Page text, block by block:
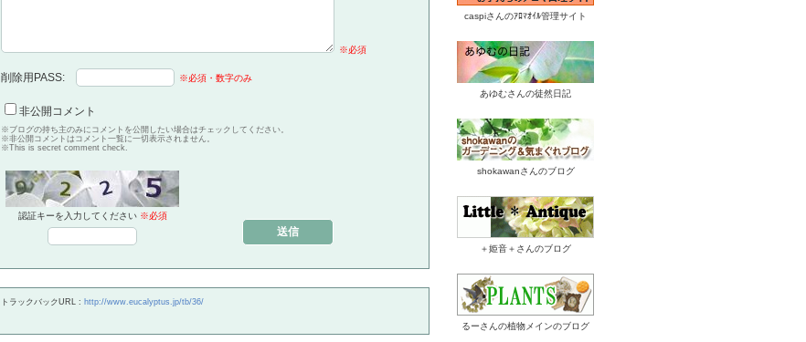
※必須
削除用PASS: ※必須・数字のみ
非公開コメント
※ブログの持ち主のみにコメントを公開したい場合はチェックしてください。
※非公開コメントはコメント一覧に一切表示されません。
※This is secret comment check.
認証キーを入力してください ※必須
トラックバックURL : http://www.eucalyptus.jp/tb/36/
caspiさんのｱﾛﾏｵｲﾙ管理サイト
あゆむさんの徒然日記
shokawanさんのブログ
＋姫音＋さんのブログ
るーさんの植物メインのブログ